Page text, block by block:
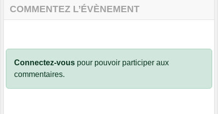
COMMENTEZ L’ÉVÈNEMENT
Connectez-vous pour pouvoir participer aux
commentaires.